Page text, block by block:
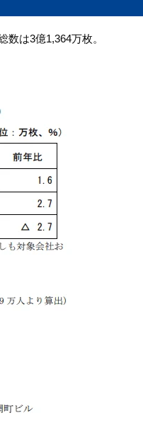
は3億1,364万枚。